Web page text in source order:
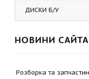
ДИСКИ Б/У
НОВИНИ САЙТА
Розборка та